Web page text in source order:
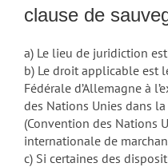
clause de
a) Le lieu de juridiction
b) Le droit applicable est
Fédérale d’Allemagne à
des Nations Unies dans
(Convention des Nations
internationale de
c) Si certaines des